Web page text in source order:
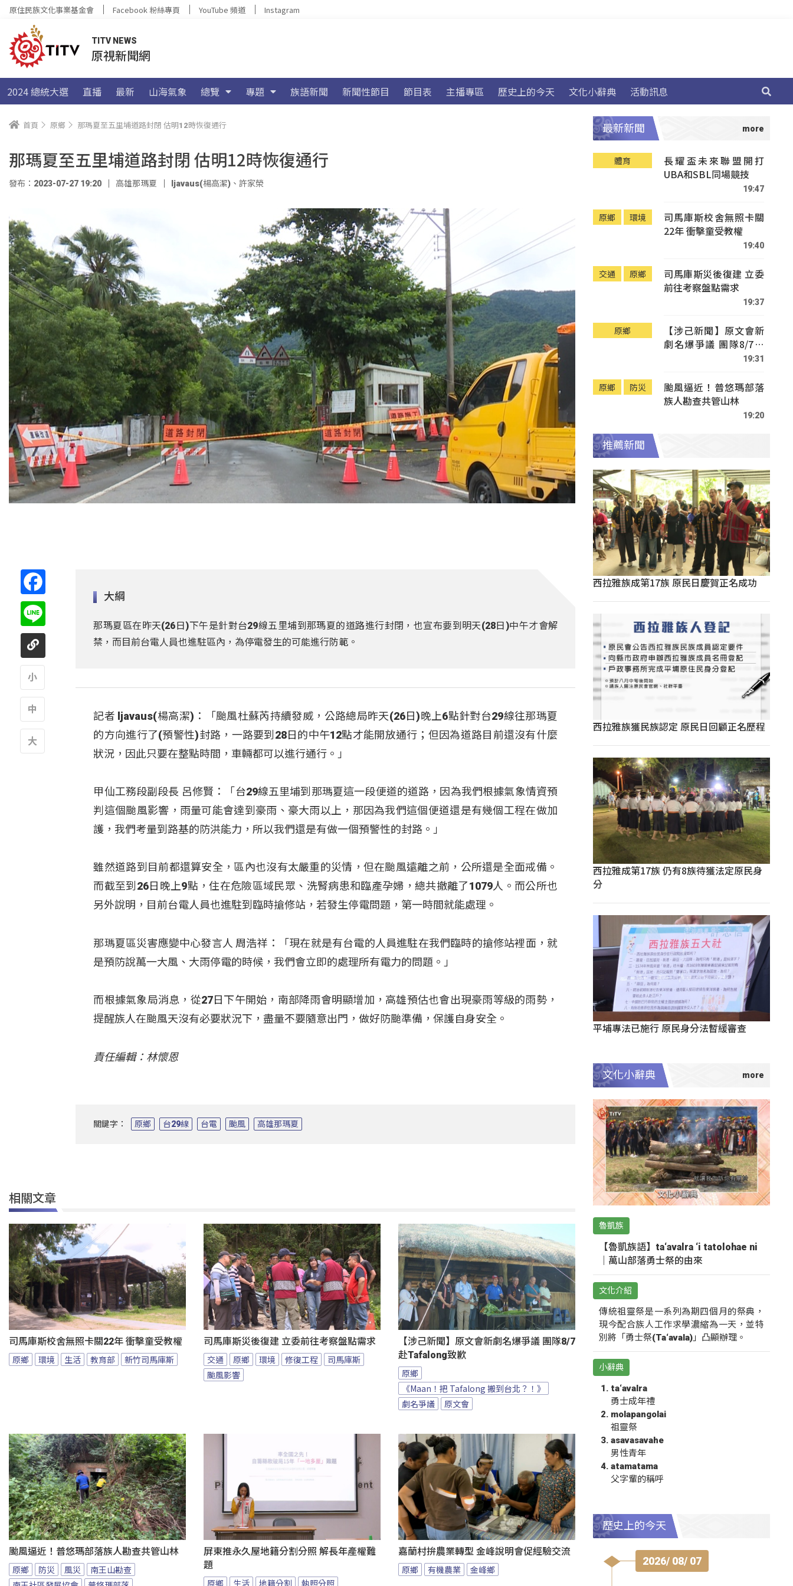
原住民族文化事業基金會 Facebook 粉絲專頁 YouTube 頻道 Instagram
TITV NEWS
原視新聞網
2024 總統大選 直播 最新 山海氣象 總覽 專題 族語新聞 新聞性節目 節目表 主播專區 歷史上的今天 文化小辭典 活動訊息
首頁 原鄉 那瑪夏至五里埔道路封閉 估明12時恢復通行
那瑪夏至五里埔道路封閉 估明12時恢復通行
發布：2023-07-27 19:20 高雄那瑪夏 ljavaus(楊高潔) 、 許家榮
大綱
那瑪夏區在昨天(26日)下午是針對台29線五里埔到那瑪夏的道路進行封閉，也宣布要到明天(28日)中午才會解
禁，而目前台電人員也進駐區內，為停電發生的可能進行防範。
記者 ljavaus(楊高潔)：「颱風杜蘇芮持續發威，公路總局昨天(26日)晚上6點針對台29線往那瑪夏
的方向進行了(預警性)封路，一路要到28日的中午12點才能開放通行；但因為道路目前還沒有什麼
狀況，因此只要在整點時間，車輛都可以進行通行。」
甲仙工務段副段長 呂修賢：「台29線五里埔到那瑪夏這一段便道的道路，因為我們根據氣象情資預
判這個颱風影響，雨量可能會達到豪雨、豪大雨以上，那因為我們這個便道還是有幾個工程在做加
護，我們考量到路基的防洪能力，所以我們還是有做一個預警性的封路。」
雖然道路到目前都還算安全，區內也沒有太嚴重的災情，但在颱風遠離之前，公所還是全面戒備。
而截至到26日晚上9點，住在危險區域民眾、洗腎病患和臨產孕婦，總共撤離了1079人。而公所也
另外說明，目前台電人員也進駐到臨時搶修站，若發生停電問題，第一時間就能處理。
那瑪夏區災害應變中心發言人 周浩祥：「現在就是有台電的人員進駐在我們臨時的搶修站裡面，就
是預防說萬一大風、大雨停電的時候，我們會立即的處理所有電力的問題。」
而根據氣象局消息，從27日下午開始，南部降雨會明顯增加，高雄預估也會出現豪雨等級的雨勢，
提醒族人在颱風天沒有必要狀況下，盡量不要隨意出門，做好防颱準備，保護自身安全。
責任編輯：林懷恩
關鍵字： 原鄉 台29線 台電 颱風 高雄那瑪夏
相關文章
司馬庫斯校舍無照卡關22年 衝擊童受教權
原鄉 環境 生活 教育部 新竹司馬庫斯
司馬庫斯災後復建 立委前往考察盤點需求
交通 原鄉 環境 修復工程
司馬庫斯
颱風影響
【涉己新聞】原文會新劇名爆爭議 團隊8/7
赴Tafalong致歉
原鄉
《Maan！把 Tafalong 搬到台北？！》
劇名爭議
原文會
颱風逼近！普悠瑪部落族人勘查共管山林
原鄉 防災 風災
南王山勘查
屏東推永久屋地籍分割分照 解長年產權難
題
原鄉 生活 地籍分割 執照分照
嘉蘭村拚農業轉型 金峰說明會促經驗交流
原鄉 有機農業 金峰鄉
最新新聞
體育
長耀盃未來聯盟開打
UBA和SBL同場競技
19:47
原鄉 環境
司馬庫斯校舍無照卡關
22年 衝擊童受教權
19:40
交通 原鄉
司馬庫斯災後復建 立委
前往考察盤點需求
19:37
原鄉
【涉己新聞】原文會新
劇名爆爭議 團隊8/7赴
19:31
原鄉 防災
颱風逼近！普悠瑪部落
族人勘查共管山林
19:20
推薦新聞
西拉雅族成第17族 原民日慶賀正名成功
西拉雅族獲民族認定 原民日回顧正名歷程
西拉雅成第17族 仍有8族待獲法定原民身
分
平埔專法已施行 原民身分法暫緩審查
文化小辭典
魯凱族
【魯凱族語】ta‘avalra ‘i tatolohae ni
｜萬山部落勇士祭的由來
文化介紹
傳統祖靈祭是一系列為期四個月的祭典，
現今配合族人工作求學濃縮為一天，並特
別將「勇士祭(Ta‘avala)」凸顯辦理。
小辭典
ta‘avalra
勇士成年禮
molapangolai
祖靈祭
asavasavahe
男性青年
atamatama
父字輩的稱呼
歷史上的今天
2026/ 08/ 07